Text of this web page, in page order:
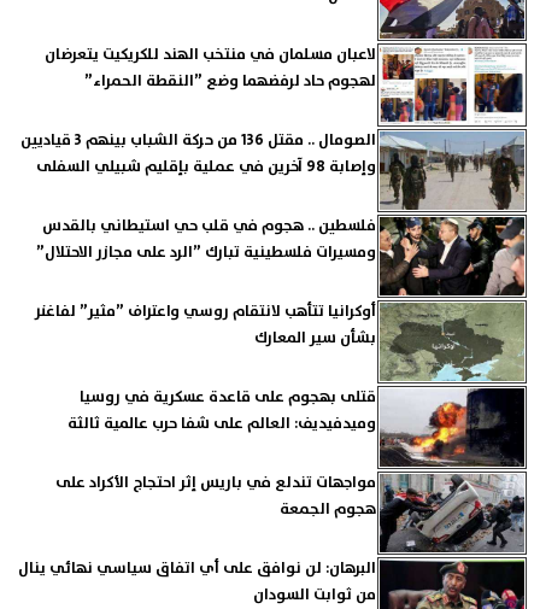
لاعبان مسلمان في منتخب الهند للكريكيت يتعرضان
لهجوم حاد لرفضهما وضع ”النقطة الحمراء”
الصومال .. مقتل 136 من حركة الشباب بينهم 3 قياديين
وإصابة 98 آخرين في عملية بإقليم شبيلي السفلى
فلسطين .. هجوم في قلب حي استيطاني بالقدس
ومسيرات فلسطينية تبارك ”الرد على مجازر الاحتلال”
أوكرانيا تتأهب لانتقام روسي واعتراف ”مثير” لفاغنر
بشأن سير المعارك
قتلى بهجوم على قاعدة عسكرية في روسيا
وميدفيديف: العالم على شفا حرب عالمية ثالثة
مواجهات تندلع في باريس إثر احتجاج الأكراد على
هجوم الجمعة
البرهان: لن نوافق على أي اتفاق سياسي نهائي ينال
من ثوابت السودان